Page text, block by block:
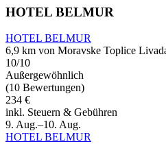
HOTEL BELMUR
HOTEL BELMUR
6,9 km von Moravske Toplice
10/10
Außergewöhnlich
(10 Bewertungen)
234 €
inkl. Steuern & Gebühren
9. Aug.–10. Aug.
HOTEL BELMUR